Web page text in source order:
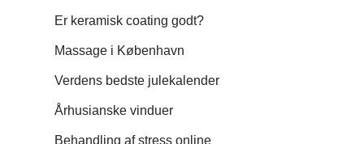
Er keramisk coating godt?
Massage i København
Verdens bedste julekalender
Århusianske vinduer
Behandling af stress online